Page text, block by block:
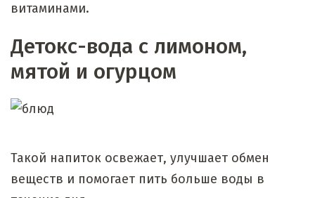
витаминами.
Детокс-вода с лимоном,
мятой и огурцом
Такой напиток освежает, улучшает обмен
веществ и помогает пить больше воды в